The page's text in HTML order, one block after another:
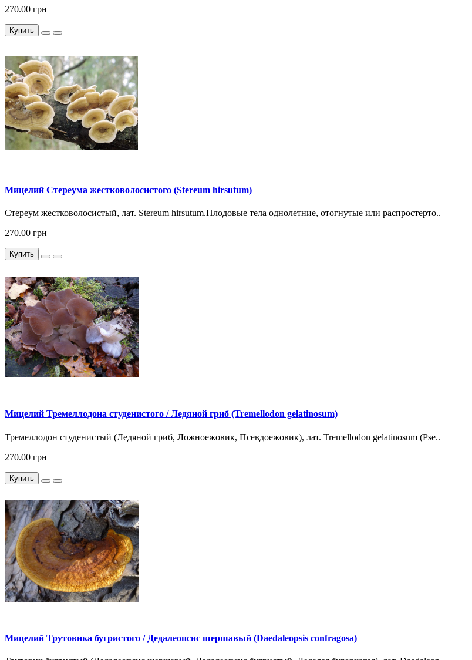
270.00 грн
Купить
Мицелий Стереума жестковолосистого (Stereum hirsutum)
Стереум жестковолосистый, лат. Stereum hirsutum.Плодовые тела однолетние, отогнутые или распростерто..
270.00 грн
Купить
Мицелий Тремеллодона студенистого / Ледяной гриб (Tremellodon gelatinosum)
Тремеллодон студенистый (Ледяной гриб, Ложноежовик, Псевдоежовик), лат. Tremellodon gelatinosum (Pse..
270.00 грн
Купить
Мицелий Трутовика бугристого / Дедалеопсис шершавый (Daedaleopsis confragosa)